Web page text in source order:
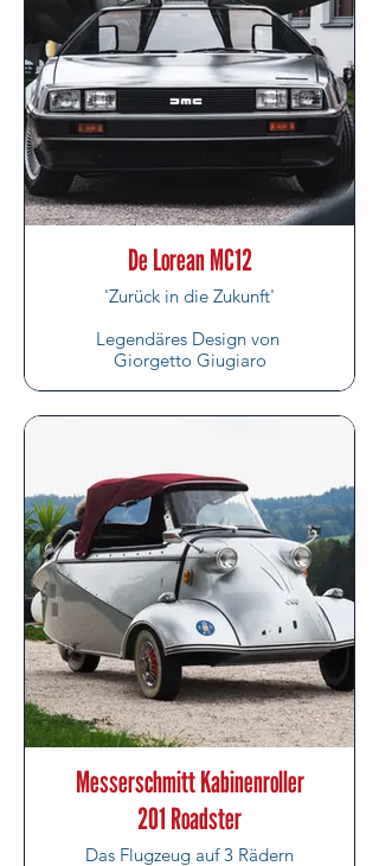
De Lorean MC12
'Zurück in die Zukunft'
Legendäres Design von
Giorgetto Giugiaro
Messerschmitt Kabinenroller
201 Roadster
Das Flugzeug auf 3 Rädern